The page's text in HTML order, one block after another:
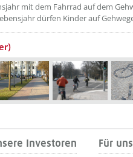
mit dem Fahrrad auf dem
dürfen Kinder auf
Investoren Für